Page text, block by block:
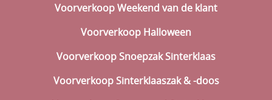
Voorverkoop Weekend van de klant
Voorverkoop Halloween
Voorverkoop Snoepzak Sinterklaas
Voorverkoop Sinterklaaszak & -doos